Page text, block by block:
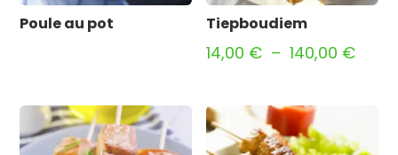
Poule au pot Tiepboudiem
14,00 € – 140,00 €Plage
à